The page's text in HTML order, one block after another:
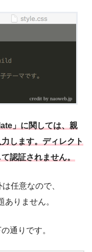
」に関しては、親
します。ディレクト
認証されません。
任意なので、
りません。
通りです。